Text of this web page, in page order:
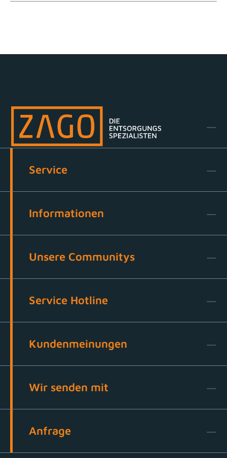
Service
Informationen
Unsere Communitys
Service Hotline
Kundenmeinungen
Wir senden mit
Anfrage